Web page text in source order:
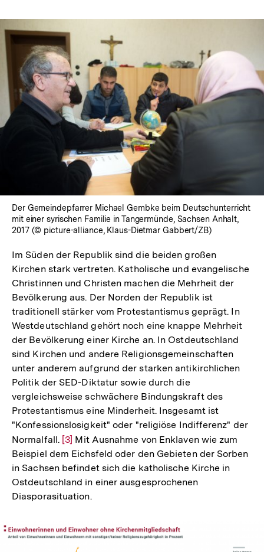
Der Gemeindepfarrer Michael Gembke beim Deutschunterricht
mit einer syrischen Familie in Tangermünde, Sachsen Anhalt,
2017 (© picture-alliance, Klaus-Dietmar Gabbert/ZB)
Im Süden der Republik sind die beiden großen
Kirchen stark vertreten. Katholische und evangelische
Christinnen und Christen machen die Mehrheit der
Bevölkerung aus. Der Norden der Republik ist
traditionell stärker vom Protestantismus geprägt. In
Westdeutschland gehört noch eine knappe Mehrheit
der Bevölkerung einer Kirche an. In Ostdeutschland
sind Kirchen und andere Religionsgemeinschaften
unter anderem aufgrund der starken antikirchlichen
Politik der SED-Diktatur sowie durch die
vergleichsweise schwächere Bindungskraft des
Protestantismus eine Minderheit. Insgesamt ist
"Konfessionslosigkeit" oder "religiöse Indifferenz" der
Normalfall. Zur
Auflösung
der
Fußnote
[3] Mit Ausnahme von Enklaven wie zum
Beispiel dem Eichsfeld oder den Gebieten der Sorben
in Sachsen befindet sich die katholische Kirche in
Ostdeutschland in einer ausgesprochenen
Diasporasituation.